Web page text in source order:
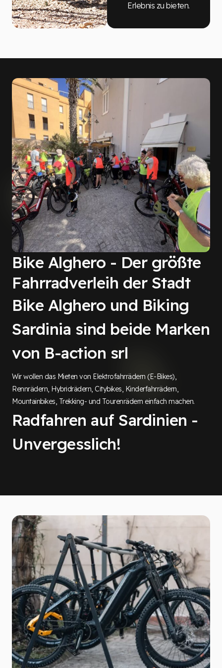
Erlebnis zu bieten.
Bike Alghero - Der größte
Fahrradverleih der Stadt
Bike Alghero und Biking
Sardinia sind beide Marken
von B-action srl
Wir wollen das Mieten von Elektrofahrrädern (E-Bikes),
Rennrädern, Hybridrädern, Citybikes, Kinderfahrrädern,
Mountainbikes, Trekking- und Tourenrädern einfach machen.
Radfahren auf Sardinien -
Unvergesslich!